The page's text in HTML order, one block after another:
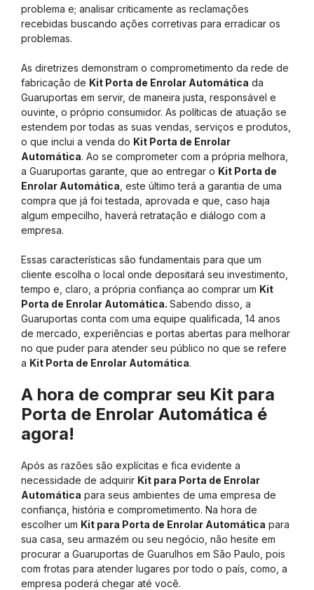
problema e; analisar criticamente as reclamações
recebidas buscando ações corretivas para erradicar os
problemas.
As diretrizes demonstram o comprometimento da rede de
fabricação de Kit Porta de Enrolar Automática da
Guaruportas em servir, de maneira justa, responsável e
ouvinte, o próprio consumidor. As políticas de atuação se
estendem por todas as suas vendas, serviços e produtos,
o que inclui a venda do Kit Porta de Enrolar
Automática. Ao se comprometer com a própria melhora,
a Guaruportas garante, que ao entregar o Kit Porta de
Enrolar Automática , este último terá a garantia de uma
compra que já foi testada, aprovada e que, caso haja
algum empecilho, haverá retratação e diálogo com a
empresa.
Essas características são fundamentais para que um
cliente escolha o local onde depositará seu investimento,
tempo e, claro, a própria confiança ao comprar um Kit
Porta de Enrolar Automática. Sabendo disso, a
Guaruportas conta com uma equipe qualificada, 14 anos
de mercado, experiências e portas abertas para melhorar
no que puder para atender seu público no que se refere
a Kit Porta de Enrolar Automática.
A hora de comprar seu Kit para
Porta de Enrolar Automática é
agora!
Após as razões são explícitas e fica evidente a
necessidade de adquirir Kit para Porta de Enrolar
Automática para seus ambientes de uma empresa de
confiança, história e comprometimento. Na hora de
escolher um Kit para Porta de Enrolar Automática para
sua casa, seu armazém ou seu negócio, não hesite em
procurar a Guaruportas de Guarulhos em São Paulo, pois
com frotas para atender lugares por todo o país, como, a
empresa poderá chegar até você.